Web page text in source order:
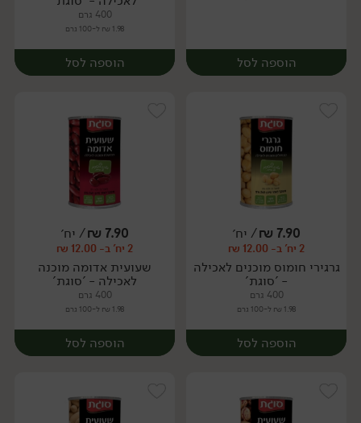
הוספה לסל
יח׳
400 גרם
1.98 ₪ ל-100 גרם
הוספה לסל
יח׳
7.90
₪/ יח׳
2 יח' ב- 12.00 ₪
גרגירי חומוס מוכנים לאכילה
- 'סוגת'
400 גרם
1.98 ₪ ל-100 גרם
הוספה לסל
7.90
₪/ יח׳
2 יח' ב- 12.00 ₪
שעועית אדומה מוכנה
לאכילה - 'סוגת'
400 גרם
1.98 ₪ ל-100 גרם
הוספה לסל